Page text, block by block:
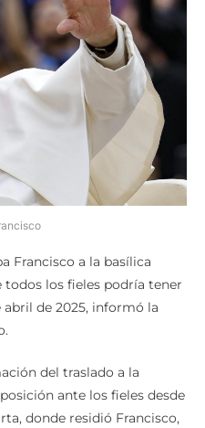
Francisco a la basílica
todos los fieles podría tener
de 2025, informó la
del traslado a la
ante los fieles desde
donde residió Francisco,